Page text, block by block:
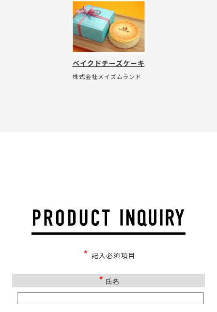
ベイクドチーズケーキ
株式会社メイズムランド
* 記入必須項目
* 氏名